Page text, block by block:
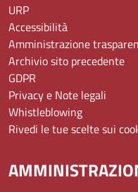
URP
Accessibilità
Amministrazione
Archivio sito precedente
GDPR
Privacy e Note legali
Whistleblowing
Rivedi le tue scelte sui